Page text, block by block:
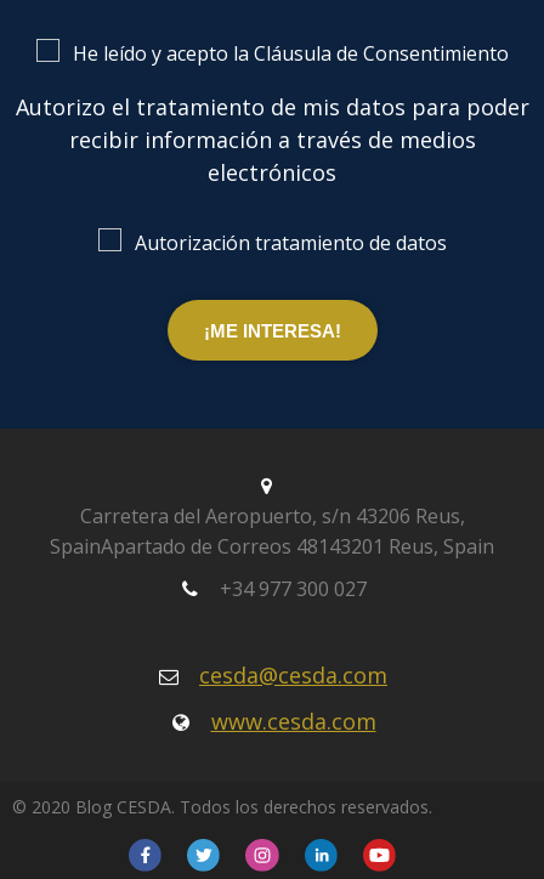
He leído y acepto la Cláusula de Consentimiento
Autorizo el tratamiento de mis datos para poder
recibir información a través de medios
electrónicos
Autorización tratamiento de datos
Carretera del Aeropuerto, s/n 43206 Reus,
SpainApartado de Correos 48143201 Reus, Spain
+34 977 300 027
cesda@cesda.com
www.cesda.com
© 2020 Blog CESDA. Todos los derechos reservados.